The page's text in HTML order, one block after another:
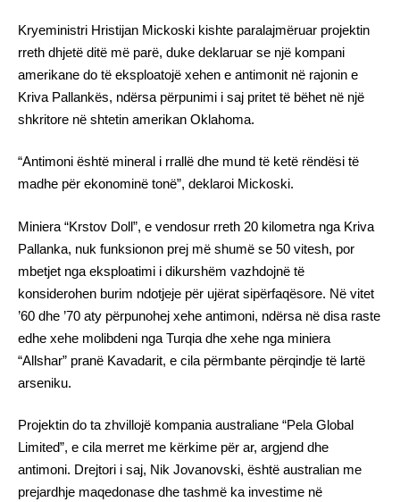
Kryeministri Hristijan Mickoski kishte paralajmëruar projektin
rreth dhjetë ditë më parë, duke deklaruar se një kompani
amerikane do të eksploatojë xehen e antimonit në rajonin e
Kriva Pallankës, ndërsa përpunimi i saj pritet të bëhet në një
shkritore në shtetin amerikan Oklahoma.
“Antimoni është mineral i rrallë dhe mund të ketë rëndësi të
madhe për ekonominë tonë”, deklaroi Mickoski.
Miniera “Krstov Doll”, e vendosur rreth 20 kilometra nga Kriva
Pallanka, nuk funksionon prej më shumë se 50 vitesh, por
mbetjet nga eksploatimi i dikurshëm vazhdojnë të
konsiderohen burim ndotjeje për ujërat sipërfaqësore. Në vitet
’60 dhe ’70 aty përpunohej xehe antimoni, ndërsa në disa raste
edhe xehe molibdeni nga Turqia dhe xehe nga miniera
“Allshar” pranë Kavadarit, e cila përmbante përqindje të lartë
arseniku.
Projektin do ta zhvillojë kompania australiane “Pela Global
Limited”, e cila merret me kërkime për ar, argjend dhe
antimoni. Drejtori i saj, Nik Jovanovski, është australian me
prejardhje maqedonase dhe tashmë ka investime në